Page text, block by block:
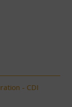
- CDI